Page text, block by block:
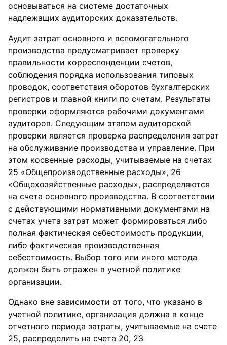
основываться на системе достаточных
надлежащих аудиторских доказательств.
Аудит затрат основного и вспомогательного
производства предусматривает проверку
правильности корреспонденции счетов,
соблюдения порядка использования типовых
проводок, соответствия оборотов бухгалтерских
регистров и главной книги по счетам. Результаты
проверки оформляются рабочими документами
аудиторов. Следующим этапом аудиторской
проверки является проверка распределения затрат
на обслуживание производства и управление. При
этом косвенные расходы, учитываемые на счетах
25 «Общепроизводственные расходы», 26
«Общехозяйственные расходы», распределяются
на счета основного производства. В соответствии
с действующими нормативными документами на
счетах учета затрат может формироваться либо
полная фактическая себестоимость продукции,
либо фактическая производственная
себестоимость. Выбор того или иного метода
должен быть отражен в учетной политике
организации.
Однако вне зависимости от того, что указано в
учетной политике, организация должна в конце
отчетного периода затраты, учитываемые на счете
25, распределить на счета 20, 23